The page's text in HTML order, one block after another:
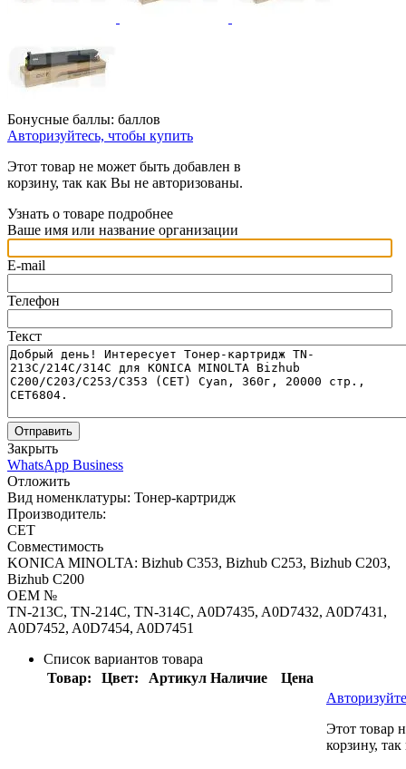
Бонусные баллы: баллов
Авторизуйтесь, чтобы купить
Этот товар не может быть добавлен в
корзину, так как Вы не авторизованы.
Узнать о товаре подробнее
Ваше имя или название организации
E-mail
Телефон
Текст
Отправить
Закрыть
WhatsApp Business
Отложить
Вид номенклатуры: Тонер-картридж
Производитель:
CET
Совместимость
KONICA MINOLTA: Bizhub C353, Bizhub C253, Bizhub C203,
Bizhub C200
OEM №
TN-213C, TN-214C, TN-314C, A0D7435, A0D7432, A0D7431,
A0D7452, A0D7454, A0D7451
Список вариантов товара
Товар:
Цвет: Артикул Наличие
Цена
Этот товар
корзину,